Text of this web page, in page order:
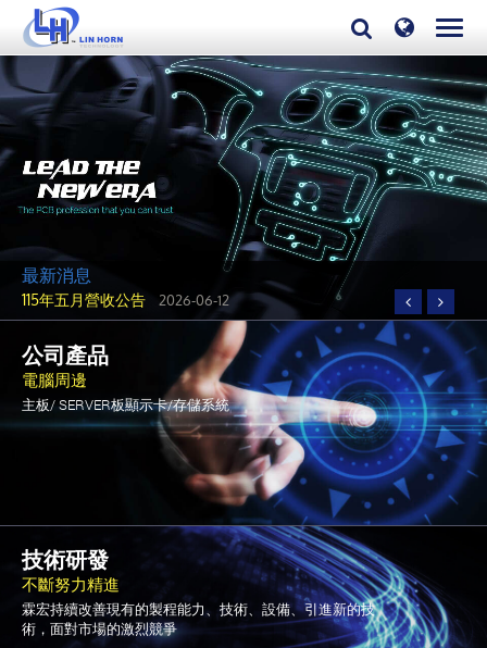
最新消息
霖宏科技獲2023幸福企業銀獎
115年五月營收公告 2026-06-12
2026-05-08
115年三月營收公告 2026-04-09
115年二月營收公告 2026-03-09
115年一月營收公告 2026-02-07
2026-01-08
2025-12-08
霖宏科技獲2023幸福企業銀獎 2023-12-07
115年五月營收公告 2026-06-12
公司產品
電腦周邊
主板/ SERVER板顯示卡/存儲系統
技術研發
不斷努力精進
霖宏持續改善現有的製程能力、技術、設備、引進新的技
術，面對市場的激烈競爭